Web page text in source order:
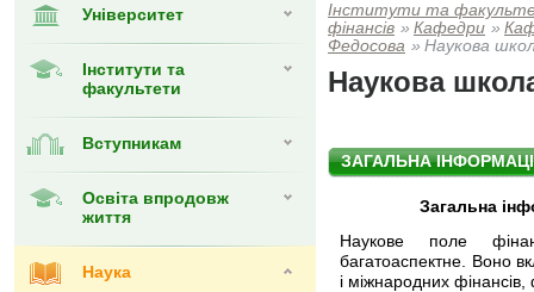
Університет
Інститути та
факультети
Вступникам
Освіта впродовж
життя
Наука
Інститути та
фінансів » Кафедри »
Федосова » Наукова
Наукова
ЗАГАЛЬНА
Загальна
Наукове поле
багатоаспектне. Воно
і міжнародних